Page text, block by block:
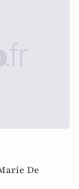
De